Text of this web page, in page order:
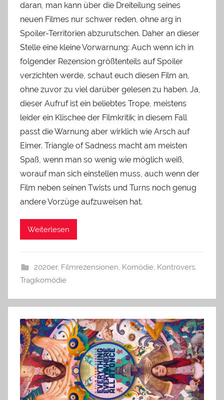
daran, man kann über die Dreiteilung seines
neuen Filmes nur schwer reden, ohne arg in
Spoiler-Territorien abzurutschen. Daher an dieser
Stelle eine kleine Vorwarnung: Auch wenn ich in
folgender Rezension größtenteils auf Spoiler
verzichten werde, schaut euch diesen Film an,
ohne zuvor zu viel darüber gelesen zu haben. Ja,
dieser Aufruf ist ein beliebtes Trope, meistens
leider ein Klischee der Filmkritik; in diesem Fall
passt die Warnung aber wirklich wie Arsch auf
Eimer. Triangle of Sadness macht am meisten
Spaß, wenn man so wenig wie möglich weiß,
worauf man sich einstellen muss, auch wenn der
Film neben seinen Twists und Turns noch genug
andere Vorzüge aufzuweisen hat.
Weiterlesen
2020er, Filmrezensionen, Komödie, Kontrovers,
Tragikomödie